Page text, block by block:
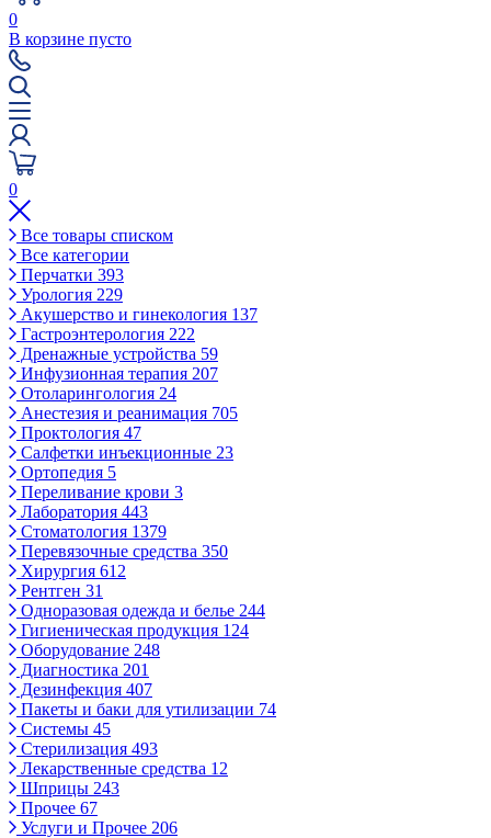
0
В корзине пусто
0
Все товары списком
Все категории
Перчатки 393
Урология 229
Акушерство и гинекология 137
Гастроэнтерология 222
Дренажные устройства 59
Инфузионная терапия 207
Отоларингология 24
Анестезия и реанимация 705
Проктология 47
Салфетки инъекционные 23
Ортопедия 5
Переливание крови 3
Лаборатория 443
Стоматология 1379
Перевязочные средства 350
Хирургия 612
Рентген 31
Одноразовая одежда и белье 244
Гигиеническая продукция 124
Оборудование 248
Диагностика 201
Дезинфекция 407
Пакеты и баки для утилизации 74
Системы 45
Стерилизация 493
Лекарственные средства 12
Шприцы 243
Прочее 67
Услуги и Прочее 206